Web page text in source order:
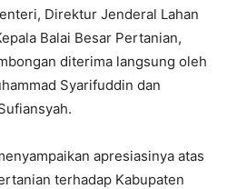
Direktur Jenderal Lahan
Balai Besar Pertanian,
diterima langsung oleh
Syarifuddin dan
apresiasinya atas
terhadap Kabupaten